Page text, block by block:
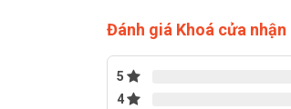
Đánh giá Khoá cửa
5
4